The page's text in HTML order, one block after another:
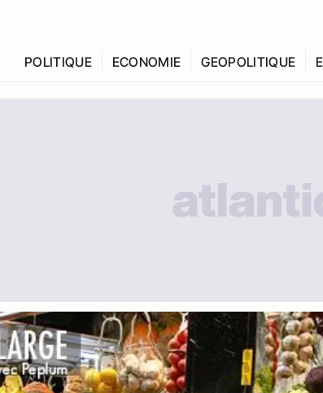
POLITIQUE ECONOMIE GEOPOLITIQUE